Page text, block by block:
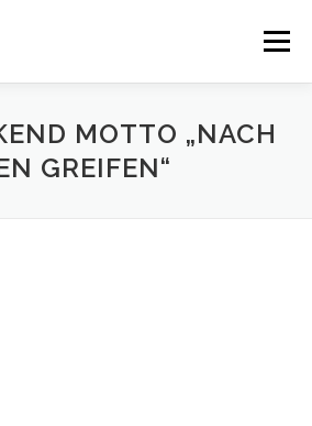
Menü
MOTTO „NACH
GREIFEN“